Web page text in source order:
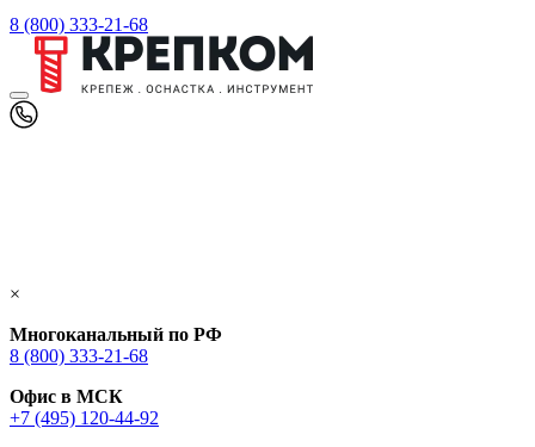
8 (800) 333-21-68
×
Многоканальный по РФ
8 (800) 333‑21-68
Офис в МСК
+7 (495) 120-44-92